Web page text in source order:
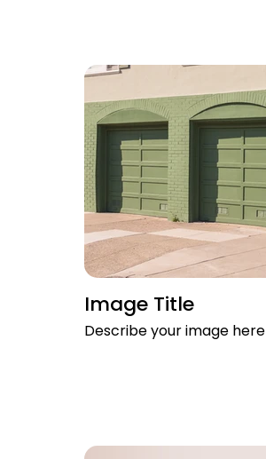
Image Title
Describe your image here